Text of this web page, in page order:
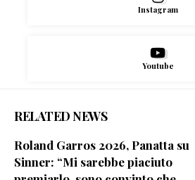
Instagram
Youtube
RELATED NEWS
Roland Garros 2026, Panatta su
Sinner: “Mi sarebbe piaciuto